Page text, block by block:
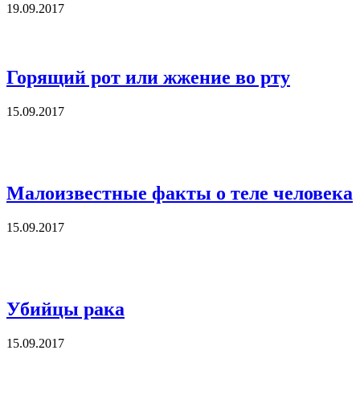
19.09.2017
Горящий рот или жжение во рту
15.09.2017
Малоизвестные факты о теле человека
15.09.2017
Убийцы рака
15.09.2017